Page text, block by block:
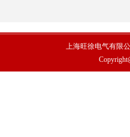
上海旺徐电气有限